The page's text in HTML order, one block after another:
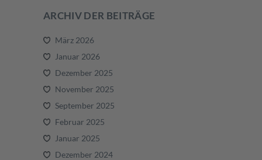
ARCHIV DER BEITRÄGE
März 2026
Januar 2026
Dezember 2025
November 2025
September 2025
Februar 2025
Januar 2025
Dezember 2024